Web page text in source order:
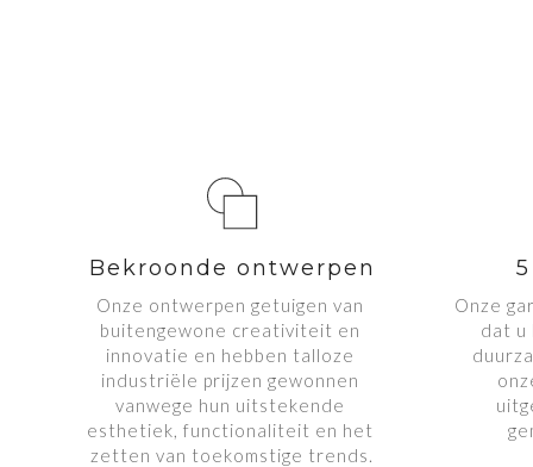
Bekroonde ontwerpen
Onze ontwerpen getuigen van
buitengewone creativiteit en
innovatie en hebben talloze
industriële prijzen gewonnen
vanwege hun uitstekende
esthetiek, functionaliteit en het
zetten van toekomstige trends.
Onze
dat u